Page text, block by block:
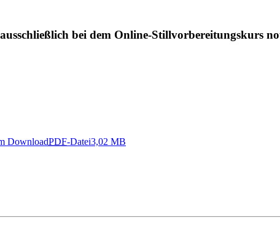
bei dem Online-Stillvorbereitungskurs
DownloadPDF-Datei3,02 MB